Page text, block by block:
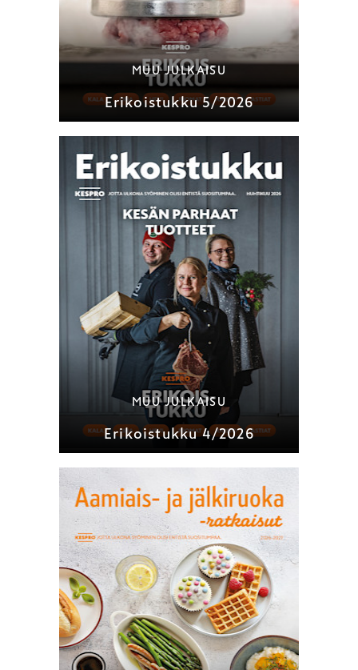
MUU JULKAISU
Erikoistukku 5/2026
MUU JULKAISU
Erikoistukku 4/2026